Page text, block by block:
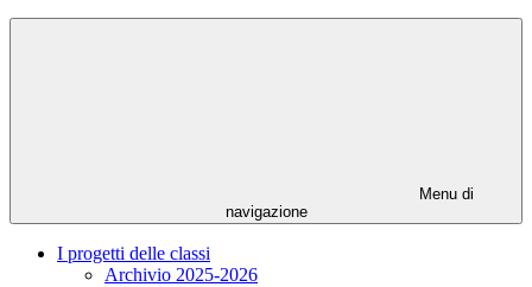
Menu di
navigazione
I progetti delle classi
Archivio 2025-2026